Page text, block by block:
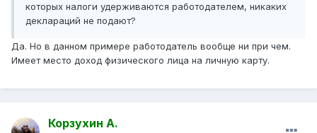
которых налоги удерживаются работодателем, никаких
деклараций не подают?
Да. Но в данном примере работодатель вообще ни при чем.
Имеет место доход физического лица на личную карту.
Корзухин А.